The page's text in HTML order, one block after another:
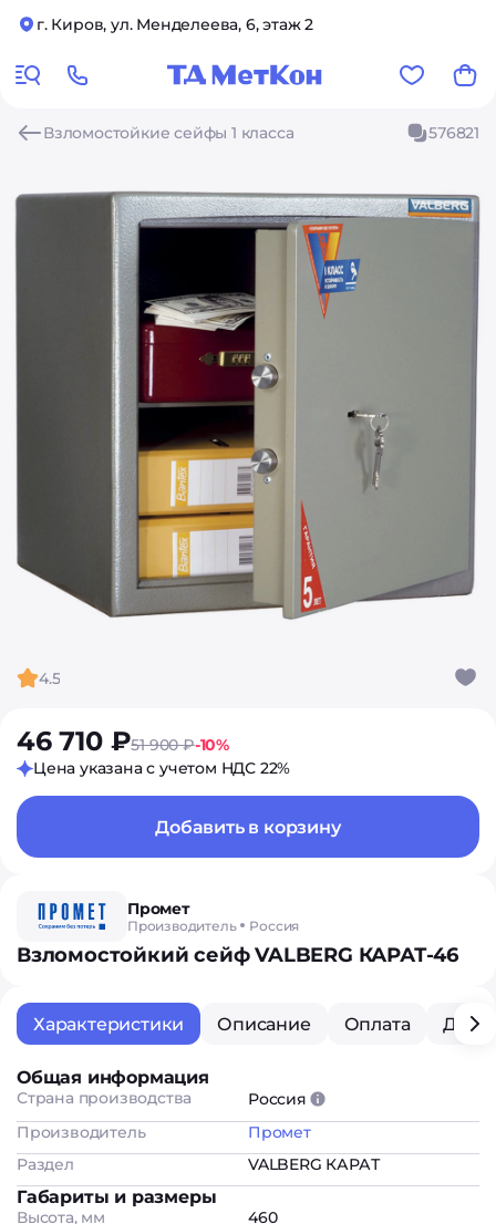
г. Киров, ул. Менделеева, 6, этаж 2
Взломостойкие сейфы 1 класса 576821
4.5
46 710 ₽51 900 ₽-10%
Цена указана с учетом НДС 22%
Добавить в корзину
Промет
Производитель Россия
Взломостойкий сейф VALBERG КАРАТ-46
Характеристики Описание Оплата
Общая информация
Страна производства
Россия
Производитель
Промет
Раздел
VALBERG КАРАТ
Габариты и размеры
Высота, мм
460